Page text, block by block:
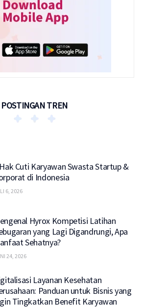
POSTINGAN TREN
Cuti Karyawan Swasta Startup &
di Indonesia
6, 2026
Hyrox Kompetisi Latihan
yang Lagi Digandrungi, Apa
Sehatnya?
24, 2026
Layanan Kesehatan
Panduan untuk Bisnis yang
Tingkatkan Benefit Karyawan